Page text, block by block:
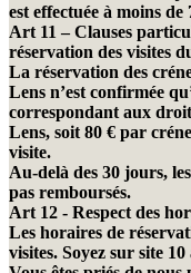
est effectuée à moins
Art 11 – Clauses
réservation des visites
La réservation des
Lens n’est confirmée
correspondant aux
Lens, soit 80 € par
visite.
Au-delà des 30 jours,
pas remboursés.
Art 12 - Respect des
Les horaires de
visites. Soyez sur site